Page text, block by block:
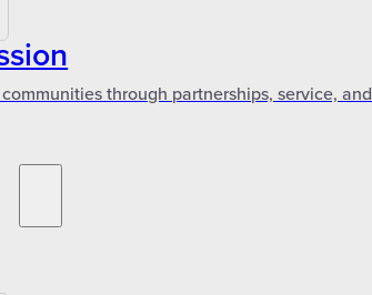
through partnerships, service,